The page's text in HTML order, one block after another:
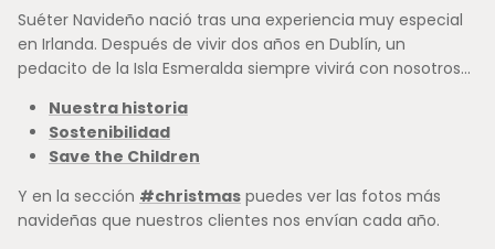
Suéter Navideño nació tras una experiencia muy especial
en Irlanda. Después de vivir dos años en Dublín, un
pedacito de la Isla Esmeralda siempre vivirá con nosotros...
Nuestra historia
Sostenibilidad
Save the Children
Y en la sección #christmas puedes ver las fotos más
navideñas que nuestros clientes nos envían cada año.